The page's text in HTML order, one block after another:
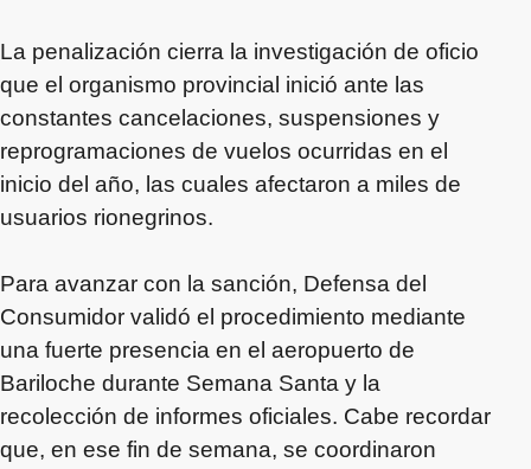
La penalización cierra la investigación de oficio
que el organismo provincial inició ante las
constantes cancelaciones, suspensiones y
reprogramaciones de vuelos ocurridas en el
inicio del año, las cuales afectaron a miles de
usuarios rionegrinos.
Para avanzar con la sanción, Defensa del
Consumidor validó el procedimiento mediante
una fuerte presencia en el aeropuerto de
Bariloche durante Semana Santa y la
recolección de informes oficiales. Cabe recordar
que, en ese fin de semana, se coordinaron